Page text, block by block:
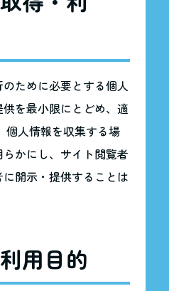
ために必要とする個人
を最小限にとどめ、適
個人情報を収集する場
かにし、サイト閲覧者
開示・提供することは
用目的